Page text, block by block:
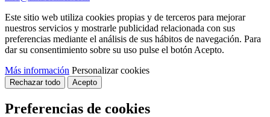
Este sitio web utiliza cookies propias y de terceros para mejorar
nuestros servicios y mostrarle publicidad relacionada con sus
preferencias mediante el análisis de sus hábitos de navegación. Para
dar su consentimiento sobre su uso pulse el botón Acepto.
Más información Personalizar cookies
Rechazar todo Acepto
Preferencias de cookies